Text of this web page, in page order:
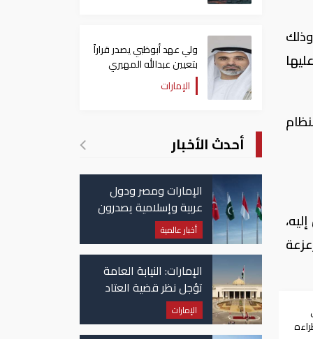
ولي عهد أبوظبي يصدر قراراً
بتعيين عبدالله المهيري
رئيسا لـ"أبوظبي للتراث"
الإمارات
أحدث الأخبار
الإمارات ومصر ودول
عربية وإسلامية يصدرون
بيانا مشتركا بشأن
الانتهاكات الإسرائيلية
في غزة
أخبار عالمية
الإمارات: النيابة العامة
تؤجل نظر قضية العتاد
العسكري للسودان
الإمارات